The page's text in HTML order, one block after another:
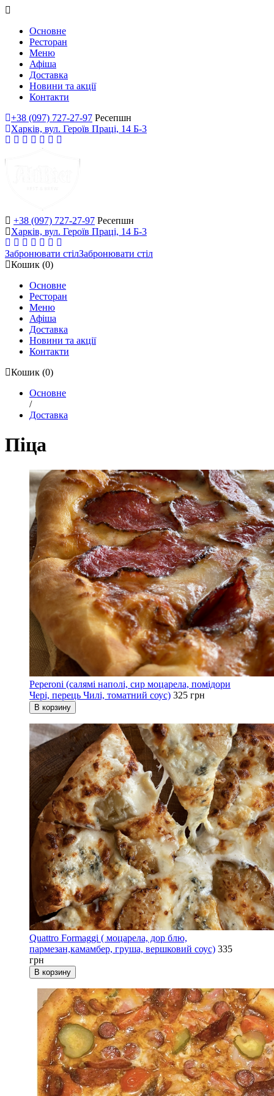
Основне
Ресторан
Меню
Афіша
Доставка
Новини та акції
Контакти
+38 (097) 727-27-97 Ресепшн
Харків, вул. Героїв Праці, 14 Б-3
+38 (097) 727-27-97 Ресепшн
Харків, вул. Героїв Праці, 14 Б-3
Забронювати стілЗабронювати стіл
Кошик (0)
Основне
Ресторан
Меню
Афіша
Доставка
Новини та акції
Контакти
Кошик (0)
Основне
/
Доставка
Піца
Peperoni (салямі наполі, сир моцарела, помідори
Чері, перець Чилі, томатний соус) 325 грн
В корзину
Quattro Formaggi ( моцарела, дор блю,
пармезан,камамбер, груша, вершковий соус) 335
грн
В корзину